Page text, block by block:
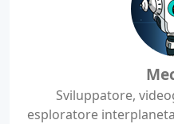
Sviluppatore,
esploratore